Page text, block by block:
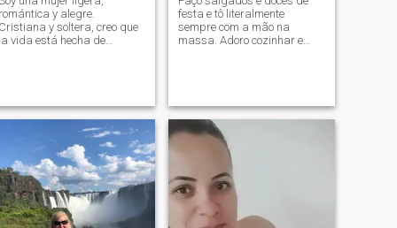
romántica y alegre.
Cristiana y soltera, creo que
la vida está hecha de
y compartir alegría
el día a día. Valoro la
amabilidad, la honestidad y
el buen humor porque creo
que hacen que todo sea
Me encantan las
pequeñas como viajes
fin de semana, un buen
paseos tranquilos o
festa e tô literalmente
sempre com a mão na
massa. Adoro cozinhar e
lugar. Tenho 2 filhos. Sou
multitarefa e nem sempre t